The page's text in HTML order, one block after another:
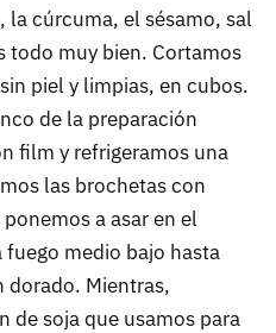
la cúrcuma, el sésamo, sal
todo muy bien. Cortamos
piel y limpias, en cubos.
de la preparación
film y refrigeramos una
las brochetas con
a asar en el
fuego medio bajo hasta
dorado. Mientras,
de soja que usamos para